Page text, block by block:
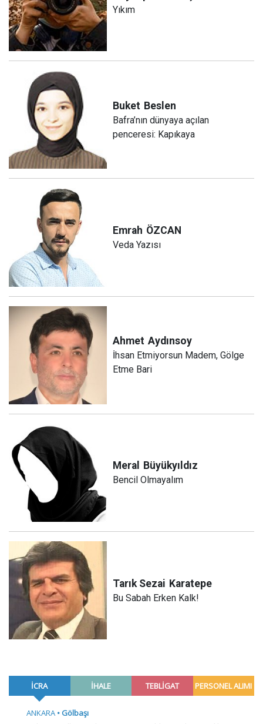
Yıkım
Buket Beslen
Bafra’nın dünyaya açılan
penceresi: Kapıkaya
Emrah ÖZCAN
Veda Yazısı
Ahmet Aydınsoy
İhsan Etmiyorsun Madem, Gölge
Etme Bari
Meral Büyükyıldız
Bencil Olmayalım
Tarık Sezai Karatepe
Bu Sabah Erken Kalk!